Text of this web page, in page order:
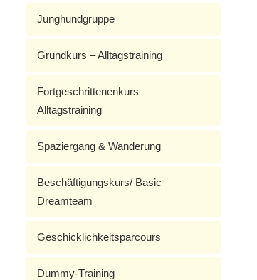
Junghundgruppe
Grundkurs – Alltagstraining
Fortgeschrittenenkurs –
Alltagstraining
Spaziergang & Wanderung
Beschäftigungskurs/ Basic
Dreamteam
Geschicklichkeitsparcours
Dummy-Training